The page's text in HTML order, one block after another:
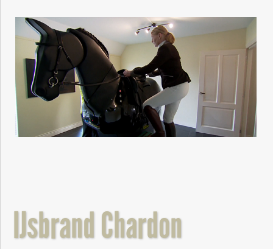
IJsbrand Chardon